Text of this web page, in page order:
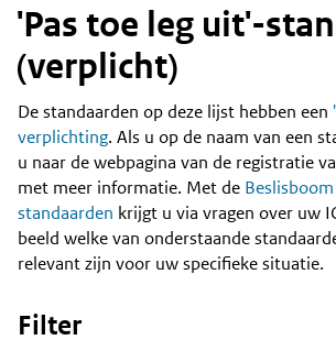
'Pas toe leg uit'-
(verplicht)
Content
De standaarden op deze lijst hebben een
verplichting. Als u op de naam van een
u naar de webpagina van de registratie
met meer informatie. Met de
standaarden krijgt u via vragen over uw
beeld welke van onderstaande
relevant zijn voor uw specifieke situatie.
Filter